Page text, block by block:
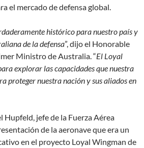
el mercado de defensa global.
histórico para nuestro país y
de la defensa”, dijo el Honorable
Ministro de Australia. “El Loyal
explorar las capacidades que nuestra
proteger nuestra nación y sus aliados en
Hupfeld, jefe de la Fuerza Aérea
de la aeronave que era un
en el proyecto Loyal Wingman de